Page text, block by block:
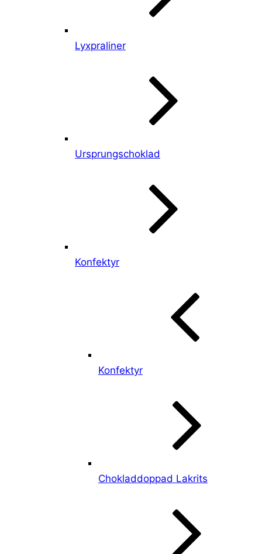
Lyxpraliner
Ursprungschoklad
Konfektyr
Konfektyr
Chokladdoppad Lakrits